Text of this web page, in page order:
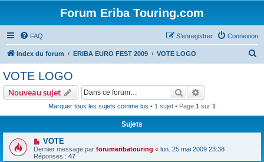
Forum Eriba Touring.com
FAQ Connexion
S’enregistrer
Index du forum ERIBA EURO FEST 2009 VOTE LOGO
VOTE LOGO
Nouveau sujet Rechercher
Marquer tous les sujets comme lus • 1 sujet • Page 1 sur 1
Sujets
VOTE
Dernier message par forumeribatouring « lun. 25 mai 2009 23:38
Réponses : 47